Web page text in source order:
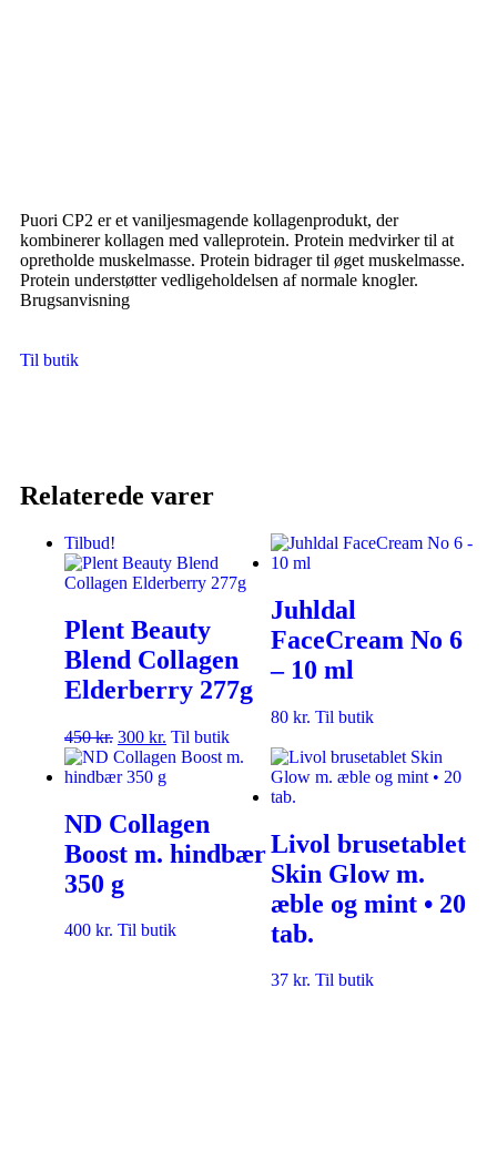
Puori CP2 er et vaniljesmagende kollagenprodukt, der
kombinerer kollagen med valleprotein. Protein medvirker til at
opretholde muskelmasse. Protein bidrager til øget muskelmasse.
Protein understøtter vedligeholdelsen af normale knogler.
Brugsanvisning
Til butik
Relaterede varer
Tilbud!
Plent Beauty
Blend Collagen
Elderberry 277g
450kr. 300 kr. Til butik
Juhldal
FaceCream No 6
– 10 ml
80 kr. Til butik
ND Collagen
Boost m. hindbær
350 g
400 kr. Til butik
Livol brusetablet
Skin Glow m.
æble og mint • 20
tab.
37 kr. Til butik